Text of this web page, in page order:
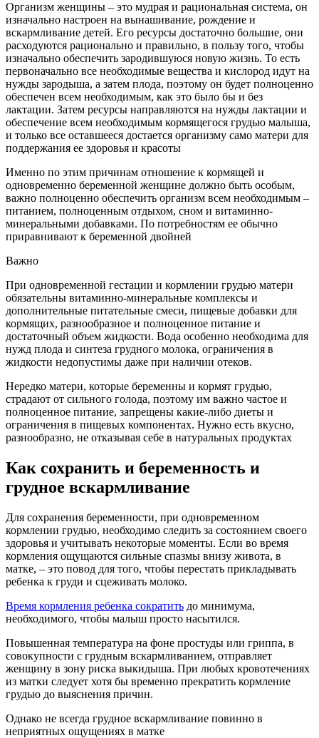
Организм женщины – это мудрая и рациональная система, он
изначально настроен на вынашивание, рождение и
вскармливание детей. Его ресурсы достаточно большие, они
расходуются рационально и правильно, в пользу того, чтобы
изначально обеспечить зародившуюся новую жизнь. То есть
первоначально все необходимые вещества и кислород идут на
нужды зародыша, а затем плода, поэтому он будет полноценно
обеспечен всем необходимым, как это было бы и без
лактации. Затем ресурсы направляются на нужды лактации и
обеспечение всем необходимым кормящегося грудью малыша,
и только все оставшееся достается организму само матери для
поддержания ее здоровья и красоты
Именно по этим причинам отношение к кормящей и
одновременно беременной женщине должно быть особым,
важно полноценно обеспечить организм всем необходимым –
питанием, полноценным отдыхом, сном и витаминно-
минеральными добавками. По потребностям ее обычно
приравнивают к беременной двойней
Важно
При одновременной гестации и кормлении грудью матери
обязательны витаминно-минеральные комплексы и
дополнительные питательные смеси, пищевые добавки для
кормящих, разнообразное и полноценное питание и
достаточный объем жидкости. Вода особенно необходима для
нужд плода и синтеза грудного молока, ограничения в
жидкости недопустимы даже при наличии отеков.
Нередко матери, которые беременны и кормят грудью,
страдают от сильного голода, поэтому им важно частое и
полноценное питание, запрещены какие-либо диеты и
ограничения в пищевых компонентах. Нужно есть вкусно,
разнообразно, не отказывая себе в натуральных продуктах
Как сохранить и беременность и
грудное вскармливание
Для сохранения беременности, при одновременном
кормлении грудью, необходимо следить за состоянием своего
здоровья и учитывать некоторые моменты. Если во время
кормления ощущаются сильные спазмы внизу живота, в
матке, – это повод для того, чтобы перестать прикладывать
ребенка к груди и сцеживать молоко.
Время кормления ребенка сократить до минимума,
необходимого, чтобы малыш просто насытился.
Повышенная температура на фоне простуды или гриппа, в
совокупности с грудным вскармливанием, отправляет
женщину в зону риска выкидыша. При любых кровотечениях
из матки следует хотя бы временно прекратить кормление
грудью до выяснения причин.
Однако не всегда грудное вскармливание повинно в
неприятных ощущениях в матке